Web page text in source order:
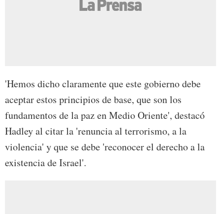
'Hemos dicho claramente que este gobierno debe
aceptar estos principios de base, que son los
fundamentos de la paz en Medio Oriente', destacó
Hadley al citar la 'renuncia al terrorismo, a la
violencia' y que se debe 'reconocer el derecho a la
existencia de Israel'.